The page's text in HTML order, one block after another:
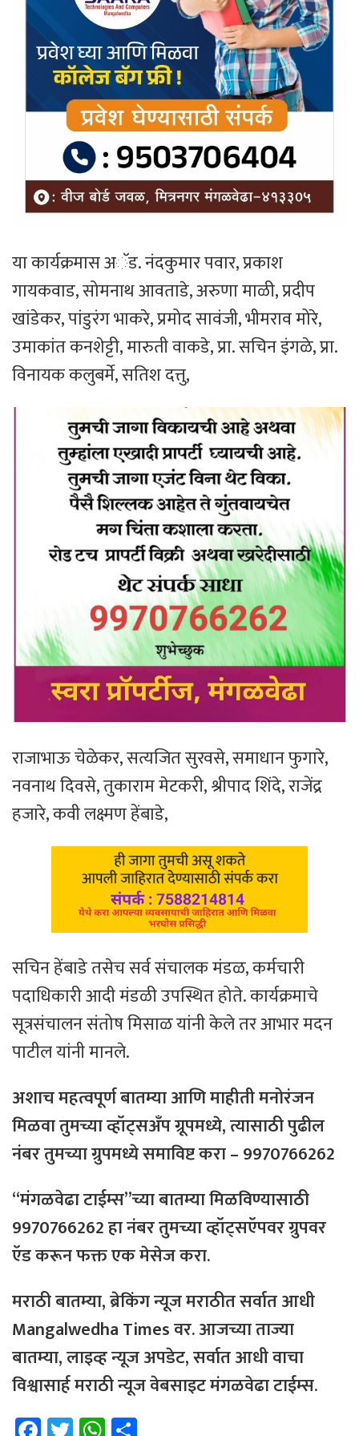
या कार्यक्रमास अॅड. नंदकुमार पवार, प्रकाश
गायकवाड, सोमनाथ आवताडे, अरुणा माळी, प्रदीप
खांडेकर, पांडुरंग भाकरे, प्रमोद सावंजी, भीमराव मोरे,
उमाकांत कनशेट्टी, मारुती वाकडे, प्रा. सचिन इंगळे, प्रा.
विनायक कलुबर्मे, सतिश दत्तु,
राजाभाऊ चेळेकर, सत्यजित सुरवसे, समाधान फुगारे,
नवनाथ दिवसे, तुकाराम मेटकरी, श्रीपाद शिंदे, राजेंद्र
हजारे, कवी लक्ष्मण हेंबाडे,
सचिन हेंबाडे तसेच सर्व संचालक मंडळ, कर्मचारी
पदाधिकारी आदी मंडळी उपस्थित होते. कार्यक्रमाचे
सूत्रसंचालन संतोष मिसाळ यांनी केले तर आभार मदन
पाटील यांनी मानले.
अशाच महत्वपूर्ण बातम्या आणि माहीती मनोरंजन
मिळवा तुमच्या व्हॉट्सअँप ग्रूपमध्ये, त्यासाठीपुढील
नंबरतुमच्याग्रुपमध्येसमाविष्टकरा – 9970766262
“मंगळवेढा टाईम्स”च्या बातम्या मिळविण्यासाठी
9970766262 हा नंबर तुमच्या व्हॉट्सऍपवर ग्रुपवर
ऍड करून फक्त एक मेसेज करा.
मराठी बातम्या, ब्रेकिंग न्यूज मराठीत सर्वात आधी
Mangalwedha Times वर. आजच्या ताज्या
बातम्या, लाइव्ह न्यूज अपडेट, सर्वात आधी वाचा
विश्वासार्ह मराठी न्यूज वेबसाइट मंगळवेढा टाईम्स.